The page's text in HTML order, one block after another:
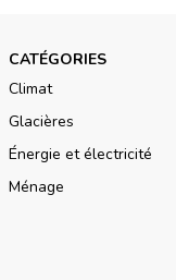
CATÉGORIES
Climat
Glacières
Énergie et électricité
Ménage